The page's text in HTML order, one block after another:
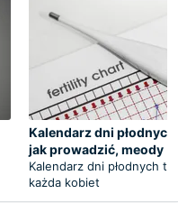
Kalendarz dni
jak prowadzić, meody
Kalendarz dni płodnych
każda kobiet